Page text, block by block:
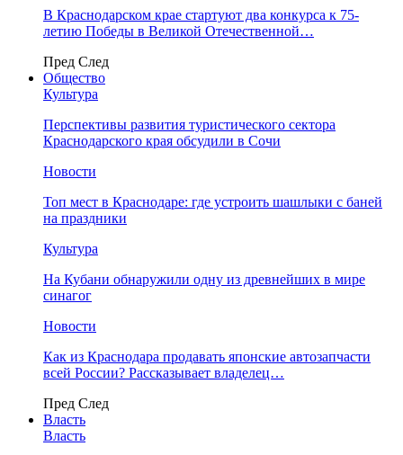
В Краснодарском крае стартуют два конкурса к 75-
летию Победы в Великой Отечественной…
Пред След
Общество
Культура
Перспективы развития туристического сектора
Краснодарского края обсудили в Сочи
Новости
Топ мест в Краснодаре: где устроить шашлыки с баней
на праздники
Культура
На Кубани обнаружили одну из древнейших в мире
синагог
Новости
Как из Краснодара продавать японские автозапчасти
всей России? Рассказывает владелец…
Пред След
Власть
Власть